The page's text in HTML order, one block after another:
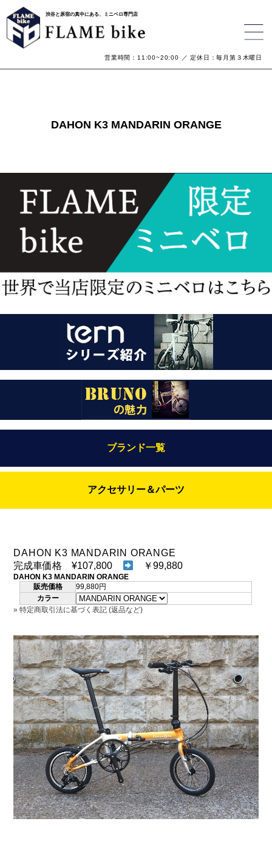
渋谷と原宿の真中にある、ミニベロ専門店
営業時間：11:00~20:00 ／ 定休日：毎月第３木曜日
DAHON K3 MANDARIN ORANGE
ブランド一覧
Bianchi（ビアンキ）
BRUNO(ブルーノ)
DAHON（ダホーン）
FLAMEbike限定車
FUJI（フジ）
GIOS（ジオス）
KUWAHARA（クワハラ）
MASI（マージ）
PASHLEY（パシュレー）
RITEWAY（ライトウェイ）
tern（ターン）
tern Crest
tern SURGE
tern SURGE PRO
tern SURGE UNO
アクセサリー＆パーツ
knog（ノグ）
option & parts
カスタム ペイント
DAHON K3 MANDARIN ORANGE
完成車価格 ¥107,800
￥99,880
DAHON K3 MANDARIN ORANGE
販売価格
99,880円
カラー
» 特定商取引法に基づく表記 (返品など)